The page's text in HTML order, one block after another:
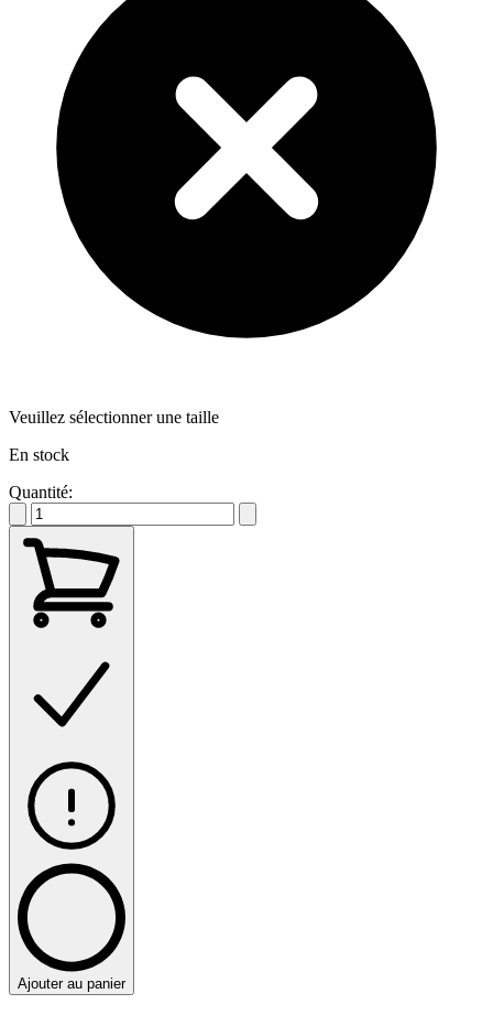
Veuillez sélectionner une taille
En stock
Quantité:
Ajouter au panier